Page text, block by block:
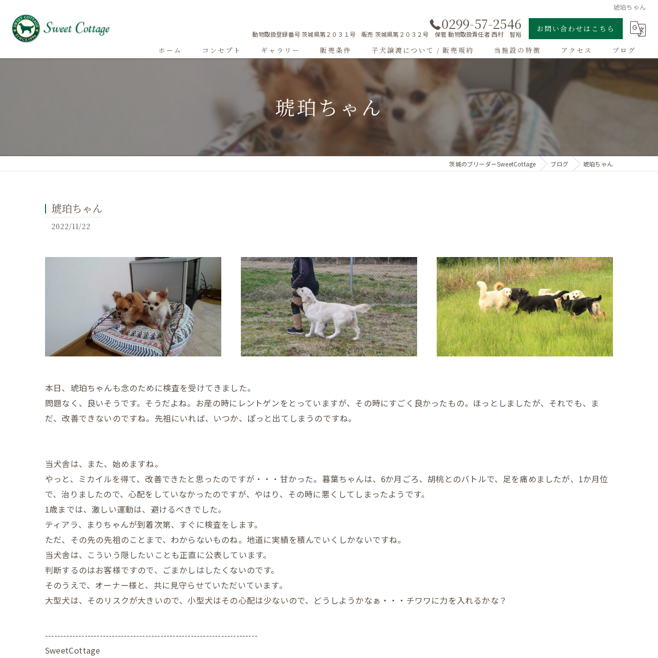
琥珀ちゃん
0299-57-2546
動物取扱登録番号 茨城県第２０３１号 販売 茨城県第２０３２号 保管 動物取扱責任者 西村 智裕
お問い合わせはこちら
ホーム コンセプト ギャラリー
成犬紹介
ショードッグ紹介
子犬出産情報
販売条件 子犬譲渡について / 販売規約 当施設の特徴
ゴールデンレトリーバー
子犬
大型犬
チワワ
ドッグラン
アクセス ブログ
琥珀ちゃん
茨城のブリーダーSweetCottage ブログ 琥珀ちゃん
琥珀ちゃん
2022/11/22
本日、琥珀ちゃんも念のために検査を受けてきました。
問題なく、良いそうです。そうだよね。お産の時にレントゲンをとっていますが、その時にすごく良かったもの。ほっとしましたが、それでも、ま
だ、改善できないのですね。先祖にいれば、いつか、ぽっと出てしまうのですね。
当犬舎は、また、始めますね。
やっと、ミカイルを得て、改善できたと思ったのですが・・・甘かった。暮葉ちゃんは、6か月ごろ、胡桃とのバトルで、足を痛めましたが、1か月位
で、治りましたので、心配をしていなかったのですが、やはり、その時に悪くしてしまったようです。
1歳までは、激しい運動は、避けるべきでした。
ティアラ、まりちゃんが到着次第、すぐに検査をします。
ただ、その先の先祖のことまで、わからないものね。地道に実績を積んでいくしかないですね。
当犬舎は、こういう隠したいことも正直に公表しています。
判断するのはお客様ですので、ごまかしはしたくないのです。
そのうえで、オーナー様と、共に見守らせていただいています。
大型犬は、そのリスクが大きいので、小型犬はその心配は少ないので、どうしようかなぁ・・・チワワに力を入れるかな？
----------------------------------------------------------------------
SweetCottage